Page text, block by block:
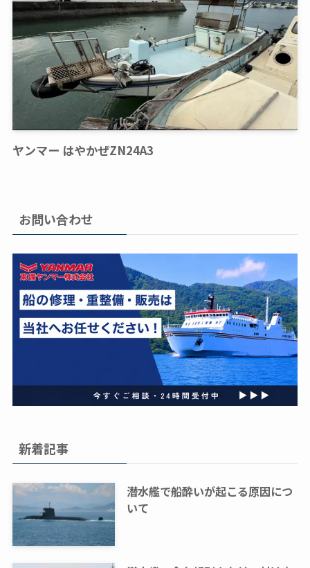
ヤンマー はやかぜZN24A3
お問い合わせ
新着記事
潜水艦で船酔いが起こる原因につ
いて